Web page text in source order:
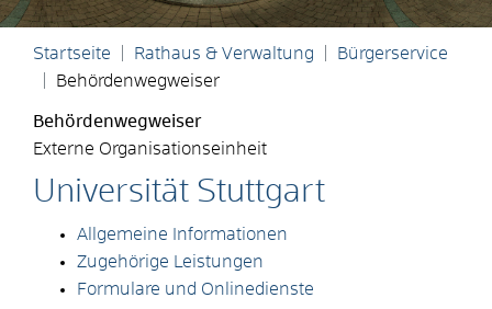
Startseite Rathaus & Verwaltung
Bürgerservice
Behördenwegweiser
Behördenwegweiser
Externe Organisationseinheit
Universität Stuttgart
Allgemeine Informationen
Zugehörige Leistungen
Formulare und Onlinedienste